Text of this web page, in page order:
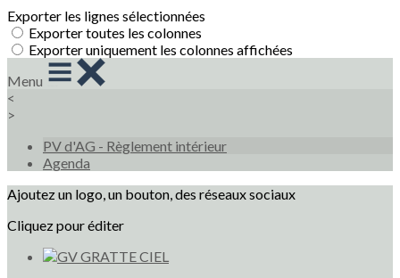
Exporter les lignes sélectionnées
Exporter toutes les colonnes
Exporter uniquement les colonnes affichées
Menu
<
>
PV d'AG - Règlement intérieur
Agenda
Ajoutez un logo, un bouton, des réseaux sociaux
Cliquez pour éditer